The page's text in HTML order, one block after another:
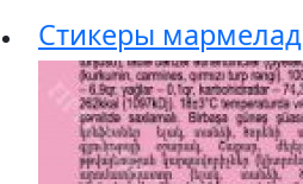
Стикеры мармелад